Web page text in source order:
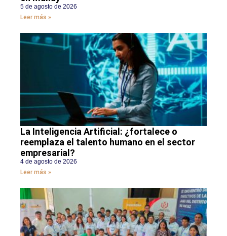
5 de agosto de 2026
Leer más »
La Inteligencia Artificial: ¿fortalece o
reemplaza el talento humano en el sector
empresarial?
4 de agosto de 2026
Leer más »